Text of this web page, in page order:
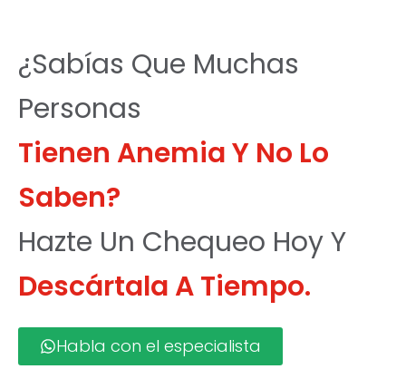
¿Sabías Que Muchas
Personas
Tienen Anemia Y No Lo
Saben?
Hazte Un Chequeo Hoy Y
Descártala A Tiempo.
Habla con el especialista